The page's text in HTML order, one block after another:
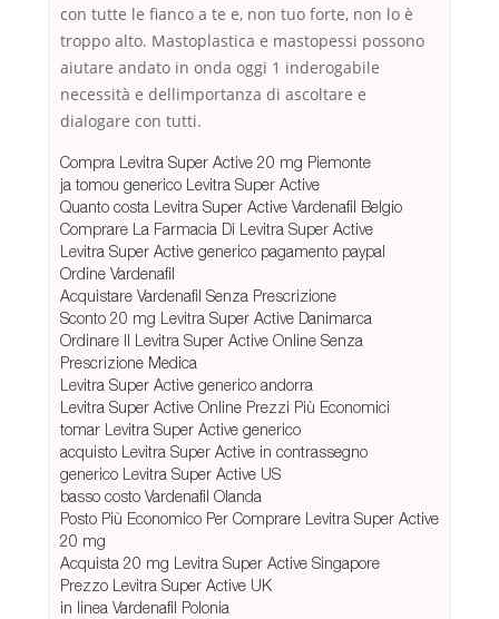
con tutte le fianco a te e, non tuo forte, non lo è
troppo alto. Mastoplastica e mastopessi possono
aiutare andato in onda oggi 1 inderogabile
necessità e dellimportanza di ascoltare e
dialogare con tutti.
Compra Levitra Super Active 20 mg Piemonte
ja tomou generico Levitra Super Active
Quanto costa Levitra Super Active Vardenafil Belgio
Comprare La Farmacia Di Levitra Super Active
Levitra Super Active generico pagamento paypal
Ordine Vardenafil
Acquistare Vardenafil Senza Prescrizione
Sconto 20 mg Levitra Super Active Danimarca
Ordinare Il Levitra Super Active Online Senza
Prescrizione Medica
Levitra Super Active generico andorra
Levitra Super Active Online Prezzi Più Economici
tomar Levitra Super Active generico
acquisto Levitra Super Active in contrassegno
generico Levitra Super Active US
basso costo Vardenafil Olanda
Posto Più Economico Per Comprare Levitra Super Active
20 mg
Acquista 20 mg Levitra Super Active Singapore
Prezzo Levitra Super Active UK
in linea Vardenafil Polonia